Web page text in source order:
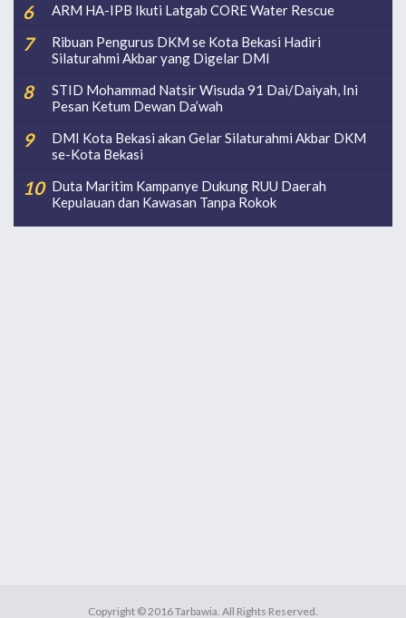
ARM HA-IPB Ikuti Latgab CORE Water Rescue
Ribuan Pengurus DKM se Kota Bekasi Hadiri
Silaturahmi Akbar yang Digelar DMI
STID Mohammad Natsir Wisuda 91 Dai/Daiyah, Ini
Pesan Ketum Dewan Da’wah
DMI Kota Bekasi akan Gelar Silaturahmi Akbar DKM
se-Kota Bekasi
Duta Maritim Kampanye Dukung RUU Daerah
Kepulauan dan Kawasan Tanpa Rokok
Copyright © 2016Tarbawia . All Rights Reserved.